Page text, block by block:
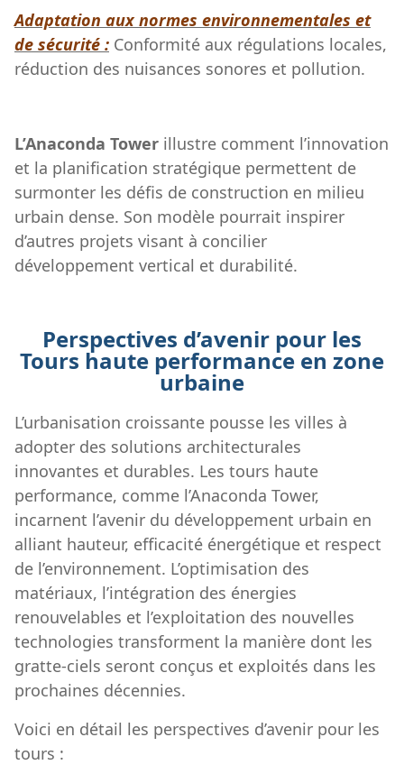
Adaptation aux normes environnementales et
de sécurité : Conformité aux régulations locales,
réduction des nuisances sonores et pollution.
L’Anaconda Tower illustre comment l’innovation
et la planification stratégique permettent de
surmonter les défis de construction en milieu
urbain dense. Son modèle pourrait inspirer
d’autres projets visant à concilier
développement vertical et durabilité.
Perspectives d’avenir pour les
Tours haute performance en zone
urbaine
L’urbanisation croissante pousse les villes à
adopter des solutions architecturales
innovantes et durables. Les tours haute
performance, comme l’Anaconda Tower,
incarnent l’avenir du développement urbain en
alliant hauteur, efficacité énergétique et respect
de l’environnement. L’optimisation des
matériaux, l’intégration des énergies
renouvelables et l’exploitation des nouvelles
technologies transforment la manière dont les
gratte-ciels seront conçus et exploités dans les
prochaines décennies.
Voici en détail les perspectives d’avenir pour les
tours :